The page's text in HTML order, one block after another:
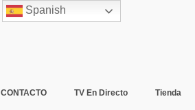
CONTACTO TV En Directo Tienda
Spanish